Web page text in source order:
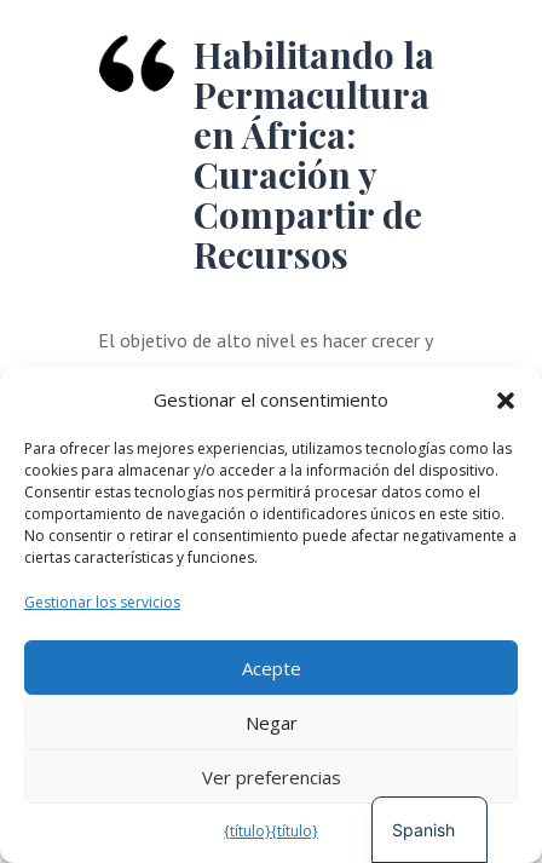
Gestionar el consentimiento
Para ofrecer las mejores experiencias, utilizamos tecnologías como las
cookies para almacenar y/o acceder a la información del dispositivo.
Consentir estas tecnologías nos permitirá procesar datos como el
comportamiento de navegación o identificadores únicos en este sitio.
No consentir o retirar el consentimiento puede afectar negativamente a
ciertas características y funciones.
Gestionar los servicios
Acepte
Negar
Ver preferencias
{título}{título}
Habilitando la
Permacultura
en África:
Curación y
Compartir de
Recursos
El objetivo de alto nivel es hacer crecer y
Permacultura en África (PIA) a través de
un proyecto diseñado para ayudar a
satisfacer las necesidades de los
miembros de base de la PIA al navegar y
obtener valor del CoLab. Este proyecto
de incorporación accesible, así como
curar/recopilar recursos adaptados a los
proyectos de base de la PIA.
Spanish